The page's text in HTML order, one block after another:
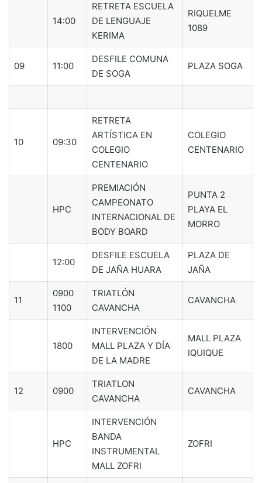
14:00
RETRETA ESCUELA
DE LENGUAJE
KERIMA
RIQUELME
1089
09 11:00
DESFILE COMUNA
DE SOGA
PLAZA SOGA
10 09:30
RETRETA
ARTÍSTICA EN
COLEGIO
CENTENARIO
COLEGIO
CENTENARIO
HPC
PREMIACIÓN
CAMPEONATO
INTERNACIONAL DE
BODY BOARD
PUNTA 2
PLAYA EL
MORRO
12:00
DESFILE ESCUELA
DE JAÑA HUARA
PLAZA DE
JAÑA
11
0900
1100
TRIATLÓN
CAVANCHA
CAVANCHA
1800
INTERVENCIÓN
MALL PLAZA Y DÍA
DE LA MADRE
MALL PLAZA
IQUIQUE
12 0900
TRIATLON
CAVANCHA
CAVANCHA
HPC
INTERVENCIÓN
BANDA
INSTRUMENTAL
MALL ZOFRI
ZOFRI